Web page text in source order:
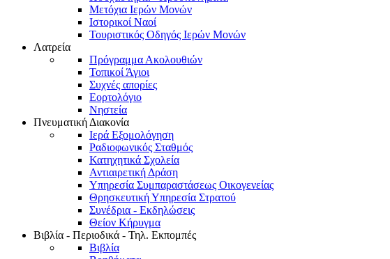
Μετόχια Ιερών Μονών
Ιστορικοί Ναοί
Τουριστικός Οδηγός Ιερών Μονών
Λατρεία
Πρόγραμμα Ακολουθιών
Τοπικοί Άγιοι
Συχνές απορίες
Εορτολόγιο
Νηστεία
Πνευματική Διακονία
Ιερά Εξομολόγηση
Ραδιοφωνικός Σταθμός
Κατηχητικά Σχολεία
Αντιαιρετική Δράση
Υπηρεσία Συμπαραστάσεως Οικογενείας
Θρησκευτική Υπηρεσία Στρατού
Συνέδρια - Εκδηλώσεις
Θείον Κήρυγμα
Βιβλία - Περιοδικά - Τηλ. Εκπομπές
Βιβλία